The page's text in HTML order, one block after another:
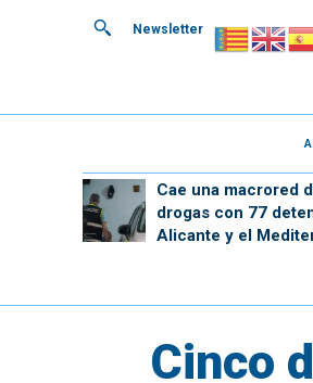
Newsletter
Cae una macrored
drogas con 77
Alicante y el
Cinco